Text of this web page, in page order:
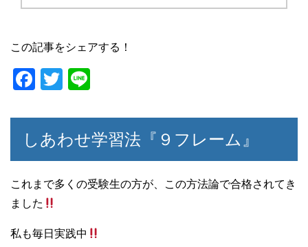
この記事をシェアする！
F
c
e
b
o
o
k
T
tt
er
e
しあわせ学習法『９フレーム』
これまで多くの受験生の方が、この方法論で合格されてき
ました
私も毎日実践中